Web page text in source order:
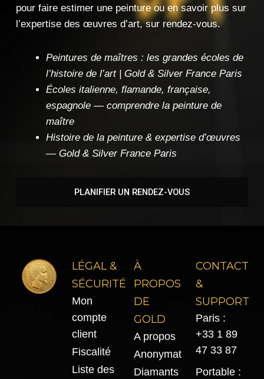
pour faire estimer une peinture ou ensavoir plus sur
l’expertise des œuvres d’art, sur rendez-vous.
Peintures de maîtres : les grandes écoles de
l’histoire de l’art | Gold & Silver France Paris
Écoles italienne, flamande, française,
espagnole — comprendre la peinture de
maître
Histoire de la peinture & expertise d’œuvres
— Gold & Silver France Paris
PLANIFIER UN RENDEZ-VOUS
LÉGAL &
SÉCURITÉ
Mon
compte
client
Fiscalité
Liste des
À
PROPOS
DE
GOLD
A propos
Anonymat
Diamants
CONTACT
&
SUPPORT
Paris :
+33 1 89
47 33 87
Portable :